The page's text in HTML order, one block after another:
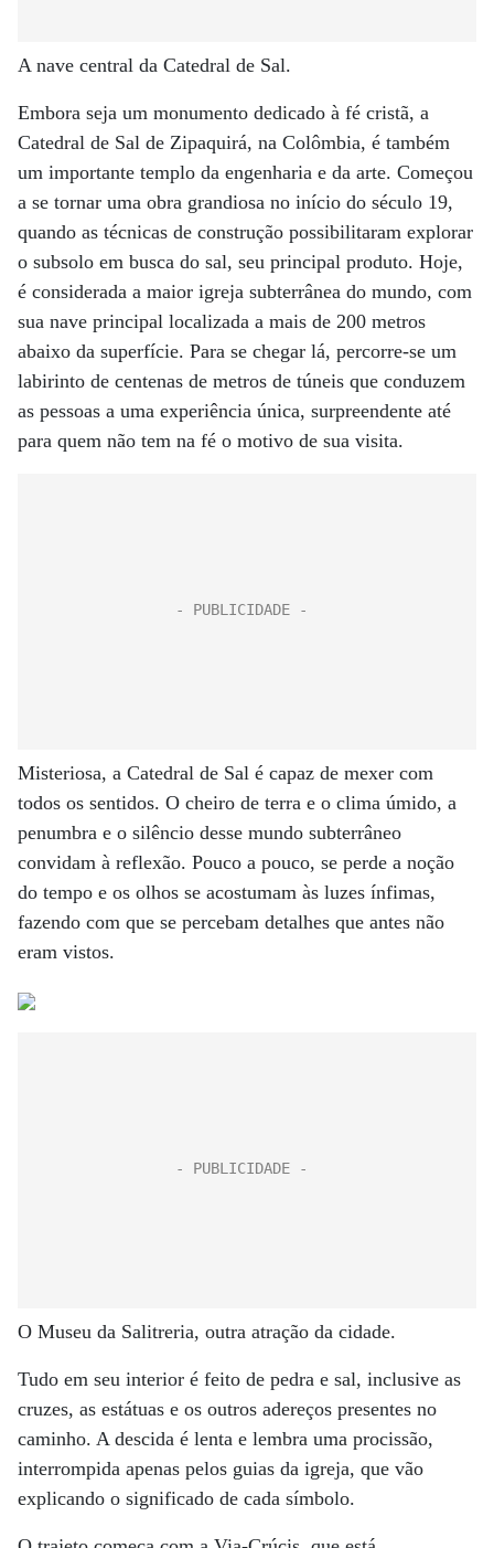
A nave central da Catedral de Sal.
Embora seja um monumento dedicado à fé cristã, a
Catedral de Sal de Zipaquirá, na Colômbia, é também
um importante templo da engenharia e da arte. Começou
a se tornar uma obra grandiosa no início do século 19,
quando as técnicas de construção possibilitaram explorar
o subsolo em busca do sal, seu principal produto. Hoje,
é considerada a maior igreja subterrânea do mundo, com
sua nave principal localizada a mais de 200 metros
abaixo da superfície. Para se chegar lá, percorre-se um
labirinto de centenas de metros de túneis que conduzem
as pessoas a uma experiência única, surpreendente até
para quem não tem na fé o motivo de sua visita.
Misteriosa, a Catedral de Sal é capaz de mexer com
todos os sentidos. O cheiro de terra e o clima úmido, a
penumbra e o silêncio desse mundo subterrâneo
convidam à reflexão. Pouco a pouco, se perde a noção
do tempo e os olhos se acostumam às luzes ínfimas,
fazendo com que se percebam detalhes que antes não
eram vistos.
O Museu da Salitreria, outra atração da cidade.
Tudo em seu interior é feito de pedra e sal, inclusive as
cruzes, as estátuas e os outros adereços presentes no
caminho. A descida é lenta e lembra uma procissão,
interrompida apenas pelos guias da igreja, que vão
explicando o significado de cada símbolo.